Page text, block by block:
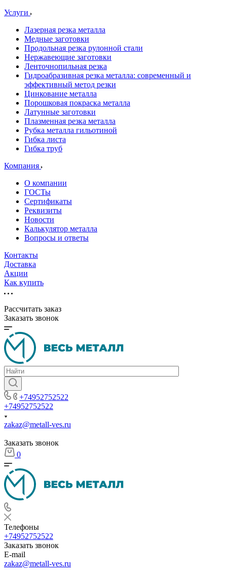
Услуги
Лазерная резка металла
Медные заготовки
Продольная резка рулонной стали
Нержавеющие заготовки
Ленточнопильная резка
Гидроабразивная резка металла: современный и
эффективный метод резки
Цинкование металла
Порошковая покраска металла
Латунные заготовки
Плазменная резка металла
Рубка металла гильотиной
Гибка листа
Гибка труб
Компания
О компании
ГОСТы
Сертификаты
Реквизиты
Новости
Калькулятор металла
Вопросы и ответы
Контакты
Доставка
Акции
Как купить
Рассчитать заказ
Заказать звонок
+74952752522
+74952752522
zakaz@metall-ves.ru
Заказать звонок
0
Телефоны
+74952752522
Заказать звонок
E-mail
zakaz@metall-ves.ru